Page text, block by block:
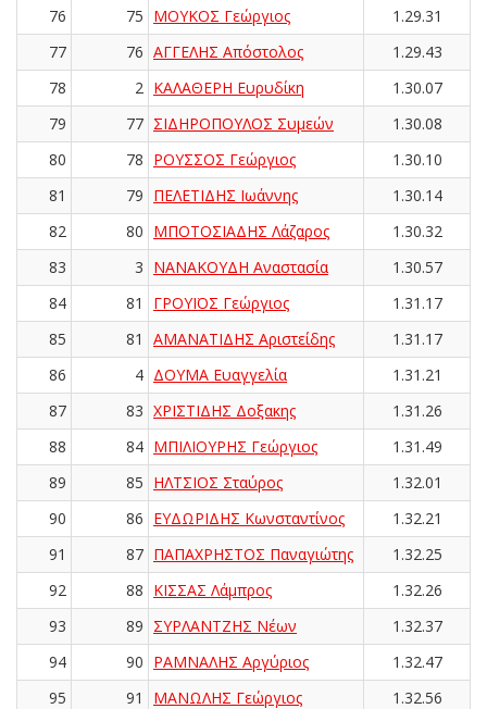
76
75 ΜΟΥΚΟΣ Γεώργιος
1.29.31
77
76 ΑΓΓΕΛΗΣ Απόστολος
1.29.43
78
2 ΚΑΛΑΘΕΡΗ Ευρυδίκη
1.30.07
79
77 ΣΙΔΗΡΟΠΟΥΛΟΣ Συμεών
1.30.08
80
78 ΡΟΥΣΣΟΣ Γεώργιος
1.30.10
81
79 ΠΕΛΕΤΙΔΗΣ Ιωάννης
1.30.14
82
80 ΜΠΟΤΟΣΙΑΔΗΣ Λάζαρος
1.30.32
83
3 ΝΑΝΑΚΟΥΔΗ Αναστασία
1.30.57
84
81 ΓΡΟΥΪΟΣ Γεώργιος
1.31.17
85
81 ΑΜΑΝΑΤΙΔΗΣ Αριστείδης
1.31.17
86
4 ΔΟΥΜΑ Ευαγγελία
1.31.21
87
83 ΧΡΙΣΤΙΔΗΣ Δοξακης
1.31.26
88
84 ΜΠΙΛΙΟΥΡΗΣ Γεώργιος
1.31.49
89
85 ΗΛΤΣΙΟΣ Σταύρος
1.32.01
90
86 ΕΥΔΩΡΙΔΗΣ Κωνσταντίνος
1.32.21
91
87 ΠΑΠΑΧΡΗΣΤΟΣ Παναγιώτης
1.32.25
92
88 ΚΙΣΣΑΣ Λάμπρος
1.32.26
93
89 ΣΥΡΛΑΝΤΖΗΣ Νέων
1.32.37
94
90 ΡΑΜΝΑΛΗΣ Αργύριος
1.32.47
95
91 ΜΑΝΩΛΗΣ Γεώργιος
1.32.56